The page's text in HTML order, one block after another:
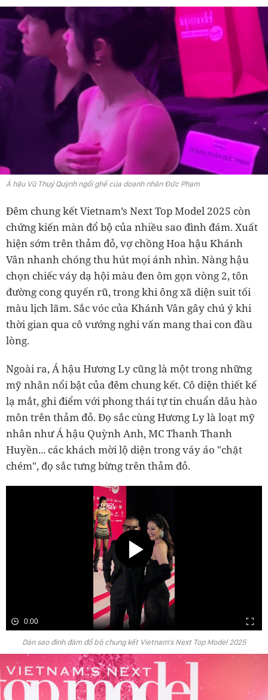
Á hậu Vũ Thuý Quỳnh ngồi ghế của doanh nhân Đức Phạm
Đêm chung kết Vietnam’s Next Top Model 2025 còn
chứng kiến màn đổ bộ của nhiều sao đình đám. Xuất
hiện sớm trên thảm đỏ, vợ chồng Hoa hậu Khánh
Vân nhanh chóng thu hút mọi ánh nhìn. Nàng hậu
chọn chiếc váy dạ hội màu đen ôm gọn vòng 2, tôn
đường cong quyến rũ, trong khi ông xã diện suit tối
màu lịch lãm. Sắc vóc của Khánh Vân gây chú ý khi
thời gian qua cô vướng nghi vấn mang thai con đầu
lòng.
Ngoài ra, Á hậu Hương Ly cũng là một trong những
mỹ nhân nổi bật của đêm chung kết. Cô diện thiết kế
lạ mắt, ghi điểm với phong thái tự tin chuẩn dâu hào
môn trên thảm đỏ. Đọ sắc cùng Hương Ly là loạt mỹ
nhân như Á hậu Quỳnh Anh, MC Thanh Thanh
Huyền... các khách mời lộ diện trong váy áo "chặt
chém", đọ sắc tưng bừng trên thảm đỏ.
0:00
Dàn sao đình đám đổ bộ chung kết Vietnam's Next Top Model 2025